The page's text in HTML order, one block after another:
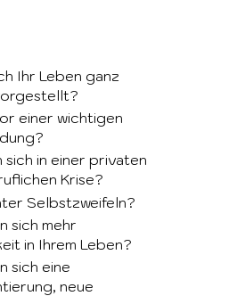
Ihr Leben ganz
einer wichtigen
in einer privaten
Krise?
Selbstzweifeln?
sich mehr
in Ihrem Leben?
sich eine
neue